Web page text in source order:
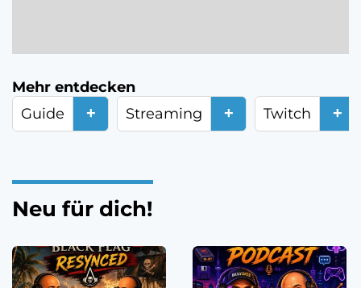
Mehr entdecken
Guide
+ Streaming + Twitch +
Neu für dich!